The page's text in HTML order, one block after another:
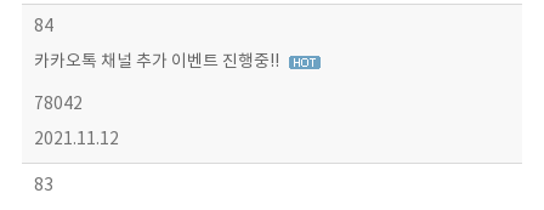
84
카카오톡 채널 추가 이벤트 진행중!!
78042
2021.11.12
83